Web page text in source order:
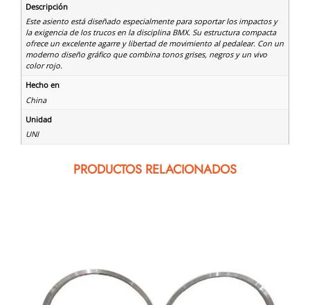
Descripción
Este asiento está diseñado especialmente para soportar los impactos y
la exigencia de los trucos en la disciplina BMX. Su estructura compacta
ofrece un excelente agarre y libertad de movimiento al pedalear. Con un
moderno diseño gráfico que combina tonos grises, negros y un vivo
color rojo.
Hecho en
China
Unidad
UNI
PRODUCTOS RELACIONADOS